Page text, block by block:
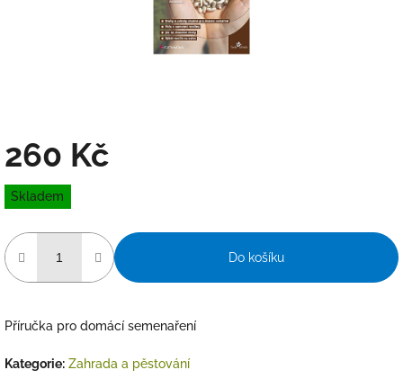
260 Kč
Měrná
cena:
Skladem
Do košíku
Příručka pro domácí semenaření
Kategorie: Zahrada a pěstování